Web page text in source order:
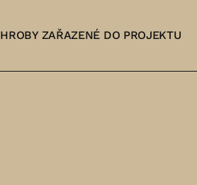
HROBY ZAŘAZENÉ DO PROJEKTU